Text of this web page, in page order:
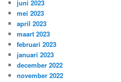
juni 2023
mei 2023
april 2023
maart 2023
februari 2023
januari 2023
december 2022
november 2022